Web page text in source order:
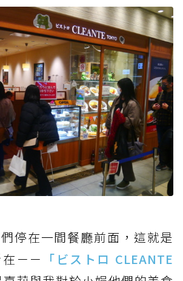
停在一間餐廳前面，這就是
－－ 「ビストロ CLEANTE